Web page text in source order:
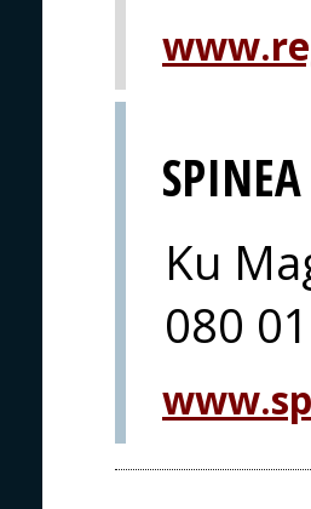
SPINEA
Ku
080